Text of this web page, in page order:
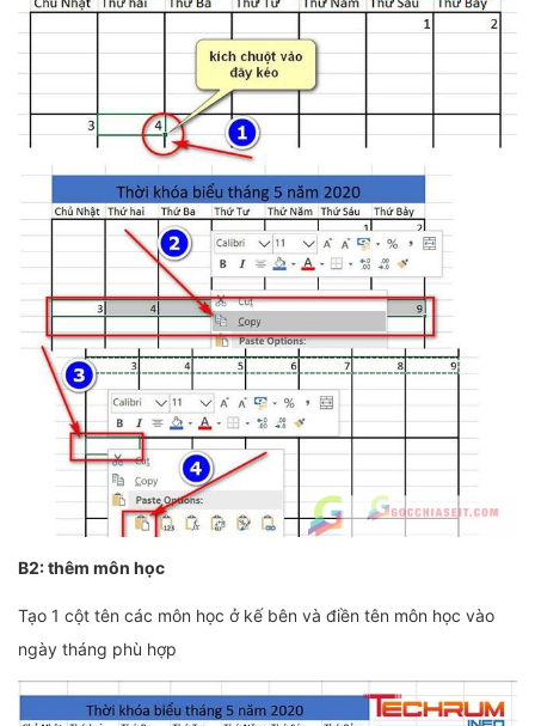
B2: thêm môn học
Tạo 1 cột tên các môn học ở kế bên và điền tên môn học vào
ngày tháng phù hợp